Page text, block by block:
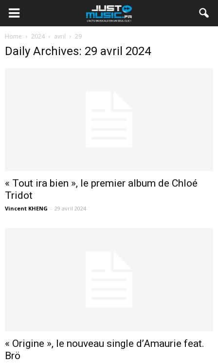
Home 2024 avril 29
Daily Archives: 29 avril 2024
« Tout ira bien », le premier album de Chloé
Tridot
Vincent KHENG - 29 avril 2024
« Origine », le nouveau single d’Amaurie feat.
Brö